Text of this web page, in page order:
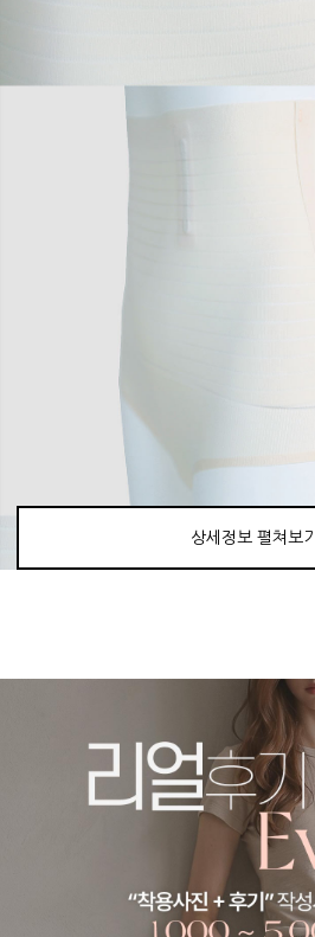
상세정보 펼쳐보기